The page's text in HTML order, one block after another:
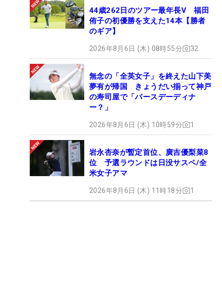
44歳262日のツアー最年長V 福田
侑子の初優勝を支えた14本【勝者
のギア】
2026年8月6日 (木) 08時55分 32
無念の「全英女子」を終えた山下美
夢有が帰国 きょうだい揃って神戸
の寿司屋で「バースデーディナ
ー？」
2026年8月6日 (木) 10時59分 1
岩永杏奈が暫定首位、廣吉優梨菜8
位 予選ラウンドは日没サスペ/全
米女子アマ
2026年8月6日 (木) 11時18分 1